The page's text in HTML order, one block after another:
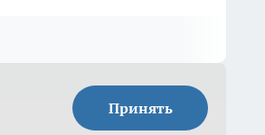
Принять